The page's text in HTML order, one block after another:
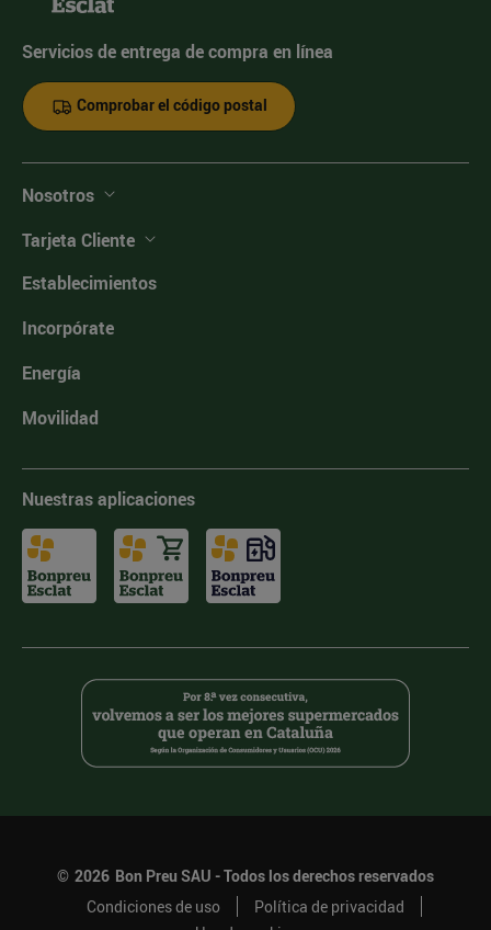
Servicios de entrega de compra en línea
Comprobar el código postal
Nosotros
Tarjeta Cliente
Establecimientos
Incorpórate
Energía
Movilidad
Nuestras aplicaciones
© 2026 Bon Preu SAU - Todos los derechos reservados
Condiciones de uso
Política de privacidad